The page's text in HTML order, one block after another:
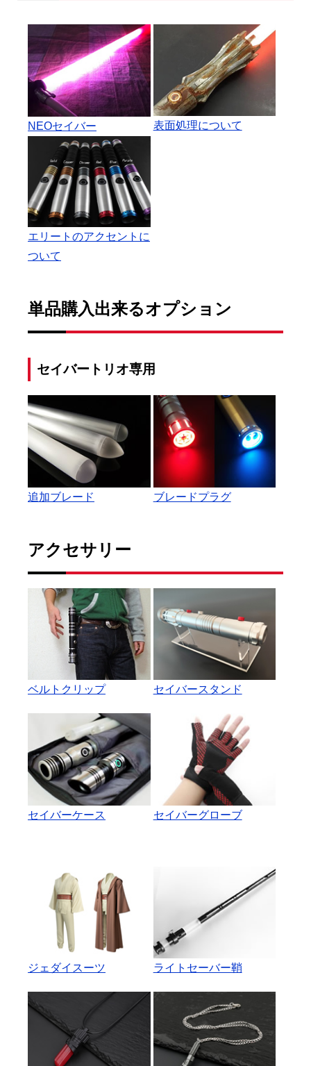
NEOセイバー 表面処理について
エリートのアクセントに
ついて
単品購入出来るオプション
セイバートリオ専用
追加ブレード ブレードプラグ
アクセサリー
ベルトクリップ セイバースタンド
セイバーケース セイバーグローブ
ジェダイスーツ ライトセーバー鞘